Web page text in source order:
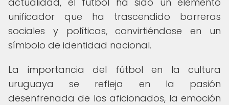
unificador que ha trascendido barreras
sociales y políticas, convirtiéndose en un
símbolo de identidad nacional.
La importancia del fútbol en la cultura
uruguaya se refleja en la pasión
desenfrenada de los aficionados, la emoción